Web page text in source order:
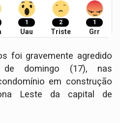
1
Uau
2
Triste
1
Grr
foi gravemente agredido
domingo (17), nas
em construção
Leste da capital de